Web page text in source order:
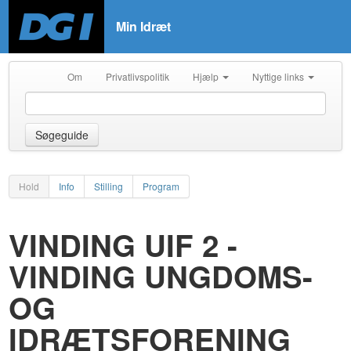
Min Idræt
Om Privatlivspolitik Hjælp Nyttige links
Søgeguide
Hold Info Stilling Program
VINDING UIF 2 -
VINDING UNGDOMS-
OG
IDRÆTSFORENING